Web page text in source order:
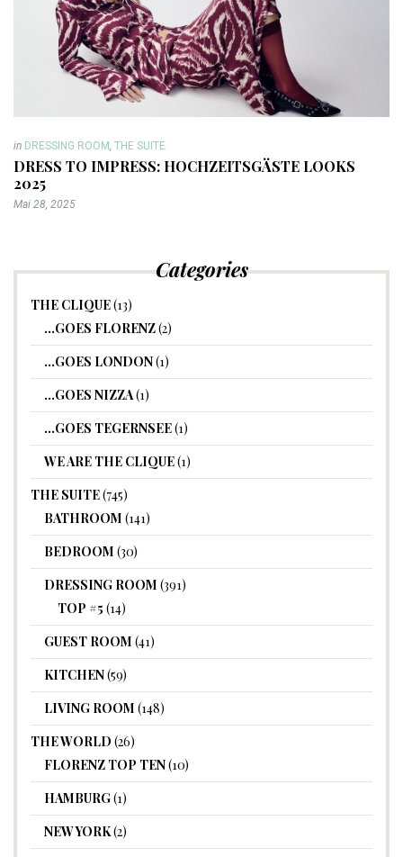
in DRESSING ROOM THE SUITE
DRESS TO IMPRESS: HOCHZEITSGÄSTE LOOKS
2025
Mai 28, 2025
Categories
THE CLIQUE(13)
…GOES FLORENZ(2)
…GOES LONDON(1)
…GOES NIZZA(1)
…GOES TEGERNSEE(1)
WE ARE THE CLIQUE(1)
THE SUITE(745)
BATHROOM (141)
BEDROOM (30)
DRESSING ROOM (391)
TOP #5 (14)
GUEST ROOM (41)
KITCHEN(59)
LIVING ROOM (148)
THE WORLD (26)
FLORENZ TOP TEN(10)
HAMBURG(1)
NEW YORK(2)